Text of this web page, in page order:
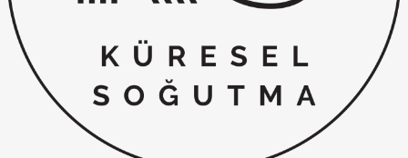
Klima
Kombi